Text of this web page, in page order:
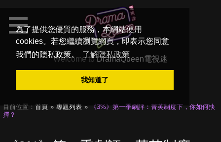
為了提供您優質的服務，本網站使用
cookies。若您繼續瀏覽網頁，即表示您同意
我們的隱私政策。
了解隱私政策
我知道了
Welcome toDramaQueen電視迷
目前位置： 首頁 專題列表
《3%》第一季劇評：菁英制度下，你如何抉
擇？